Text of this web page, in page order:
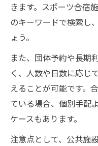
きます。スポーツ合宿
のキーワードで検索し
ょう。
また、団体予約や長期
く、人数や日数に応じ
えることが可能です。
ている場合、個別手配
ケースもあります。
注意点として、公共施